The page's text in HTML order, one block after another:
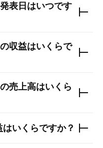
表日はいつです
収益はいくらで
売上高はいくら
いくらですか？